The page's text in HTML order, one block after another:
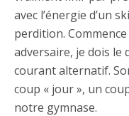
avec l’énergie d’un
perdition.
adversaire, je dois le
courant alternatif.
coup « jour », un
notre gymnase.